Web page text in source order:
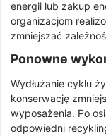
energii lub zakup
organizacjom
zmniejszać
Ponowne
Wydłużanie cyklu
konserwację
wyposażenia. Po
odpowiedni